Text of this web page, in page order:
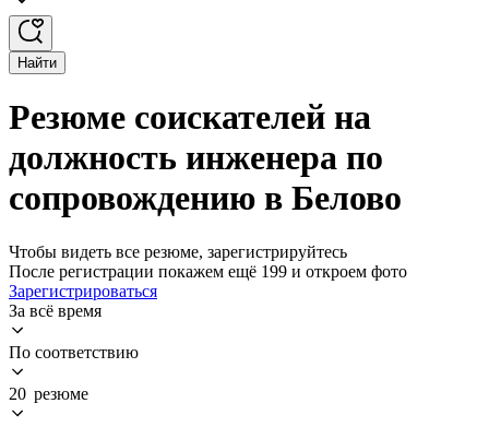
Найти
Резюме соискателей на
должность инженера по
сопровождению в Белово
Чтобы видеть все резюме, зарегистрируйтесь
После регистрации покажем ещё 199 и откроем фото
Зарегистрироваться
За всё время
По соответствию
20 резюме